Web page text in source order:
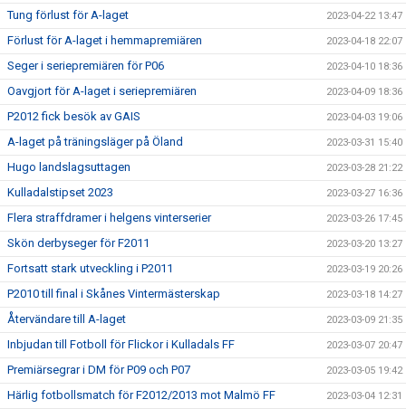
Tung förlust för A-laget 2023-04-22 13:47
Förlust för A-laget i hemmapremiären 2023-04-18 22:07
Seger i seriepremiären för P06 2023-04-10 18:36
Oavgjort för A-laget i seriepremiären 2023-04-09 18:36
P2012 fick besök av GAIS 2023-04-03 19:06
A-laget på träningsläger på Öland 2023-03-31 15:40
Hugo landslagsuttagen 2023-03-28 21:22
Kulladalstipset 2023 2023-03-27 16:36
Flera straffdramer i helgens vinterserier 2023-03-26 17:45
Skön derbyseger för F2011 2023-03-20 13:27
Fortsatt stark utveckling i P2011 2023-03-19 20:26
P2010 till final i Skånes Vintermästerskap 2023-03-18 14:27
Återvändare till A-laget 2023-03-09 21:35
Inbjudan till Fotboll för Flickor i Kulladals FF 2023-03-07 20:47
Premiärsegrar i DM för P09 och P07 2023-03-05 19:42
Härlig fotbollsmatch för F2012/2013 mot Malmö FF 2023-03-04 12:31